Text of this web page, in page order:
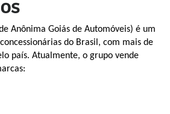
Anônima Goiás de Automóveis) é um
do Brasil, com mais de
país. Atualmente, o grupo vende